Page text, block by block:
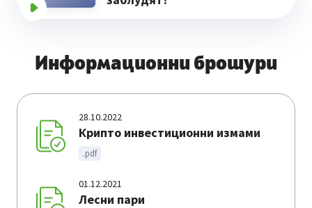
Информационни брошури
28.10.2022
Крипто инвестиционни измами
.pdf
01.12.2021
Лесни пари